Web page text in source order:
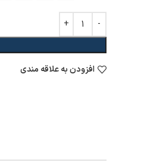
افزودن به علاقه مندی